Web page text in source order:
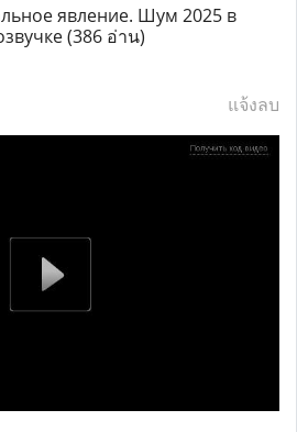
явление. Шум 2025 в
(386 อ่าน)
แจ้งลบ